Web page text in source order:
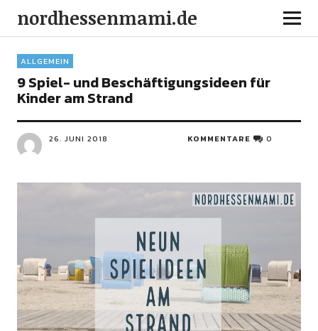
nordhessenmami.de
ALLGEMEIN
9 Spiel- und Beschäftigungsideen für
Kinder am Strand
26. JUNI 2018 KOMMENTARE 0